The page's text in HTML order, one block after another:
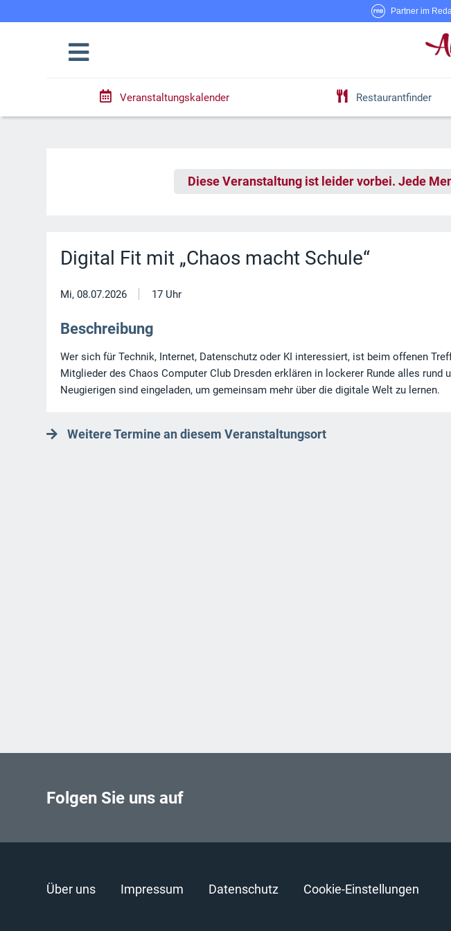
Partner im
Veranstaltungskalender Restaurantfinder
Diese Veranstaltung ist leider vorbei. Jede
Digital Fit mit „Chaos macht Schule“
Mi, 08.07.2026 | 17 Uhr
Beschreibung
Wer sich für Technik, Internet, Datenschutz oder KI interessiert, ist beim offenen
Mitglieder des Chaos Computer Club Dresden erklären in lockerer Runde alles rund
Neugierigen sind eingeladen, um gemeinsam mehr über die digitale Welt zu lernen.
Weitere Termine an diesem Veranstaltungsort
Folgen Sie uns auf
Über uns Impressum Datenschutz Cookie-Einstellungen